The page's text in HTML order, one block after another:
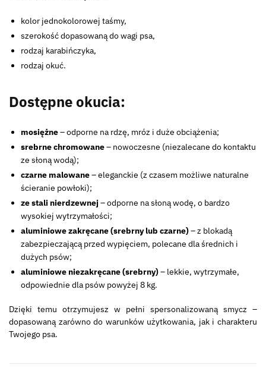
kolor jednokolorowej taśmy,
szerokość dopasowaną do wagi psa,
rodzaj karabińczyka,
rodzaj okuć.
Dostępne okucia:
mosiężne– odporne na rdzę, mróz i duże obciążenia;
srebrne chromowane– nowoczesne (niezalecane do kontaktu
ze słoną wodą);
czarne malowane– eleganckie (z czasem możliwe naturalne
ścieranie powłoki);
ze stali nierdzewnej– odporne na słoną wodę, o bardzo
wysokiej wytrzymałości;
aluminiowe zakręcane (srebrny lub czarne)– z blokadą
zabezpieczającą przed wypięciem, polecane dla średnich i
dużych psów;
aluminiowe niezakręcane (srebrny)– lekkie, wytrzymałe,
odpowiednie dla psów powyżej 8 kg.
Dzięki temu otrzymujesz w pełni spersonalizowaną smycz –
dopasowaną zarówno do warunków użytkowania, jak i charakteru
Twojego psa.